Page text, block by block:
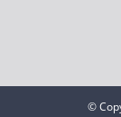
©